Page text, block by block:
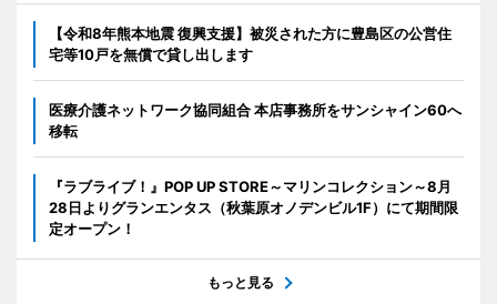
【令和8年熊本地震 復興支援】被災された方に豊島区の公営住
宅等10戸を無償で貸し出します
医療介護ネットワーク協同組合 本店事務所をサンシャイン60へ
移転
『ラブライブ！』POP UP STORE～マリンコレクション～8月
28日よりグランエンタス（秋葉原オノデンビル1F）にて期間限
定オープン！
もっと見る